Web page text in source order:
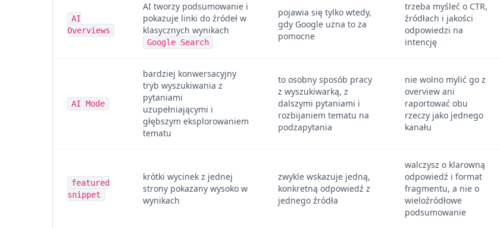
AI
Overviews
AI tworzy podsumowanie i
pokazuje linki do źródeł w
klasycznych wynikach
Google Search
pojawia się tylko wtedy,
gdy Google uzna to za
pomocne
trzeba myśleć o CTR,
źródłach i jakości
odpowiedzi na
intencję
AI Mode
bardziej konwersacyjny
tryb wyszukiwania z
pytaniami
uzupełniającymi i
głębszym eksplorowaniem
tematu
to osobny sposób pracy
z wyszukiwarką, z
dalszymi pytaniami i
rozbijaniem tematu na
podzapytania
nie wolno mylić go z
overview ani
raportować obu
rzeczy jako jednego
kanału
featured
snippet
krótki wycinek z jednej
strony pokazany wysoko w
wynikach
zwykle wskazuje jedną,
konkretną odpowiedź z
jednego źródła
walczysz o klarowną
odpowiedź i format
fragmentu, a nie o
wieloźródłowe
podsumowanie